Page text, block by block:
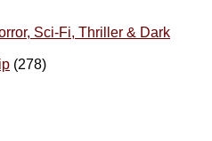
Sci-Fi, Thriller & Dark
(278)